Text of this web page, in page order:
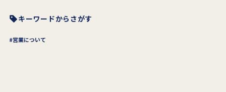
キーワードからさがす
営業について